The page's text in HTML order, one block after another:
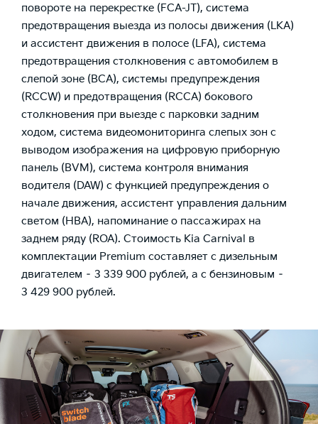
повороте на перекрестке (FCA-JT), система
предотвращения выезда из полосы движения (LKA)
и ассистент движения в полосе (LFA), система
предотвращения столкновения с автомобилем в
слепой зоне (BCA), системы предупреждения
(RCCW) и предотвращения (RCCA) бокового
столкновения при выезде с парковки задним
ходом, система видеомониторинга слепых зон с
выводом изображения на цифровую приборную
панель (BVM), система контроля внимания
водителя (DAW) с функцией предупреждения о
начале движения, ассистент управления дальним
светом (HBA), напоминание о пассажирах на
заднем ряду (ROA). Стоимость Kia Carnival в
комплектации Premium составляет с дизельным
двигателем – 3 339 900 рублей, а с бензиновым –
3 429 900 рублей.